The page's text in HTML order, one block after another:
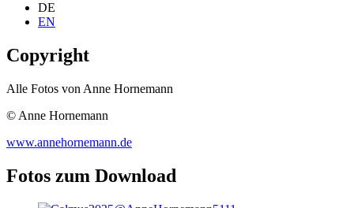
DE
EN
Copyright
Alle Fotos von Anne Hornemann
© Anne Hornemann
www.annehornemann.de
Fotos zum Download